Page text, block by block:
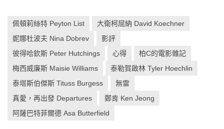
佩頓莉絲特 Peyton List
大衛柯屈納 David Koechner
妮娜杜波夫 Nina Dobrev
影評
彼得哈欽斯 Peter Hutchings
心得
柏C的電影雜記
梅西威廉斯 Maisie Williams
泰勒賀啟林 Tyler Hoechlin
泰塔斯伯傑斯 Tituss Burgess
無雷
真愛，再出發 Departures
鄭肯 Ken Jeong
阿薩巴特菲爾德 Asa Butterfield